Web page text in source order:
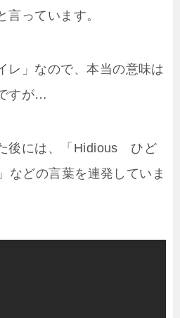
言っています。
レ」なので、本当の意味は
すが…
後には、「Hidious ひど
どの言葉を連発していま